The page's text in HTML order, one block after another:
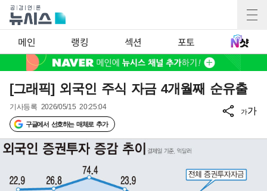
메인 랭킹 섹션 포토
[그래픽] 외국인 주식 자금 4개월째 순유출
기사등록 2026/05/15 20:25:04
구글에서 선호하는 매체로 추가
가가